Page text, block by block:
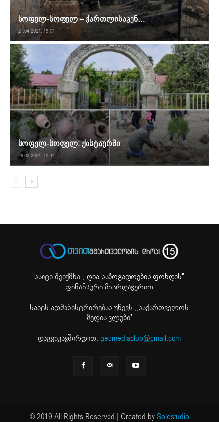
სოფელ-სოფელ – ქართლისაკენ…
21.04.2021. 18:01
სოფელ-სოფელ: ქისტაურში
29.03.2021. 12:44
საიტი შეიქმნა ,„ღია საზოგადოების ფონდის"
ფინანსური მხარდაჭერით
საიტს ადმინისტრირებას უწევს ,,საქართველოს
მედია კლუბი"
დაგვიკავშირდით:geomediaclub@gmail.com
© 2019 All Rights Reserved | Created bySolostudio